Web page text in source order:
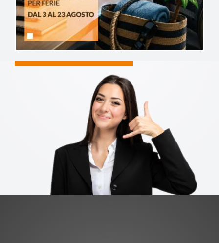
staff, scegli tu quando prenotando dalla
sezione seguente: